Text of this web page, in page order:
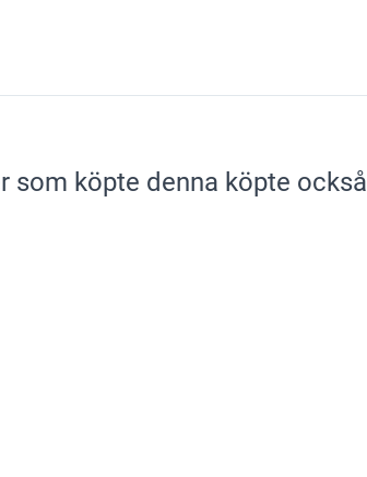
som köpte denna köpte också